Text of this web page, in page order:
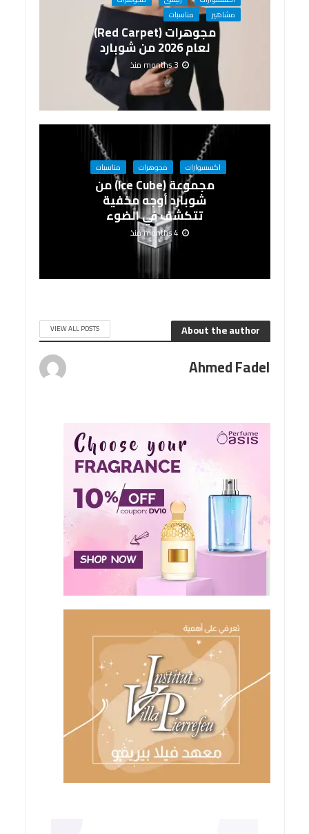
مشاهير
مناسبات
مجوهرات (Red Carpet)
لعام 2026 من شوبارد
3 months منذ
اكسسوارات مجوهرات مناسبات
مجموعة (Ice Cube) من
شوبارد أوجه مخفية
تتكشف في الضوء
4 months منذ
About the author
VIEW ALL POSTS
Ahmed Fadel